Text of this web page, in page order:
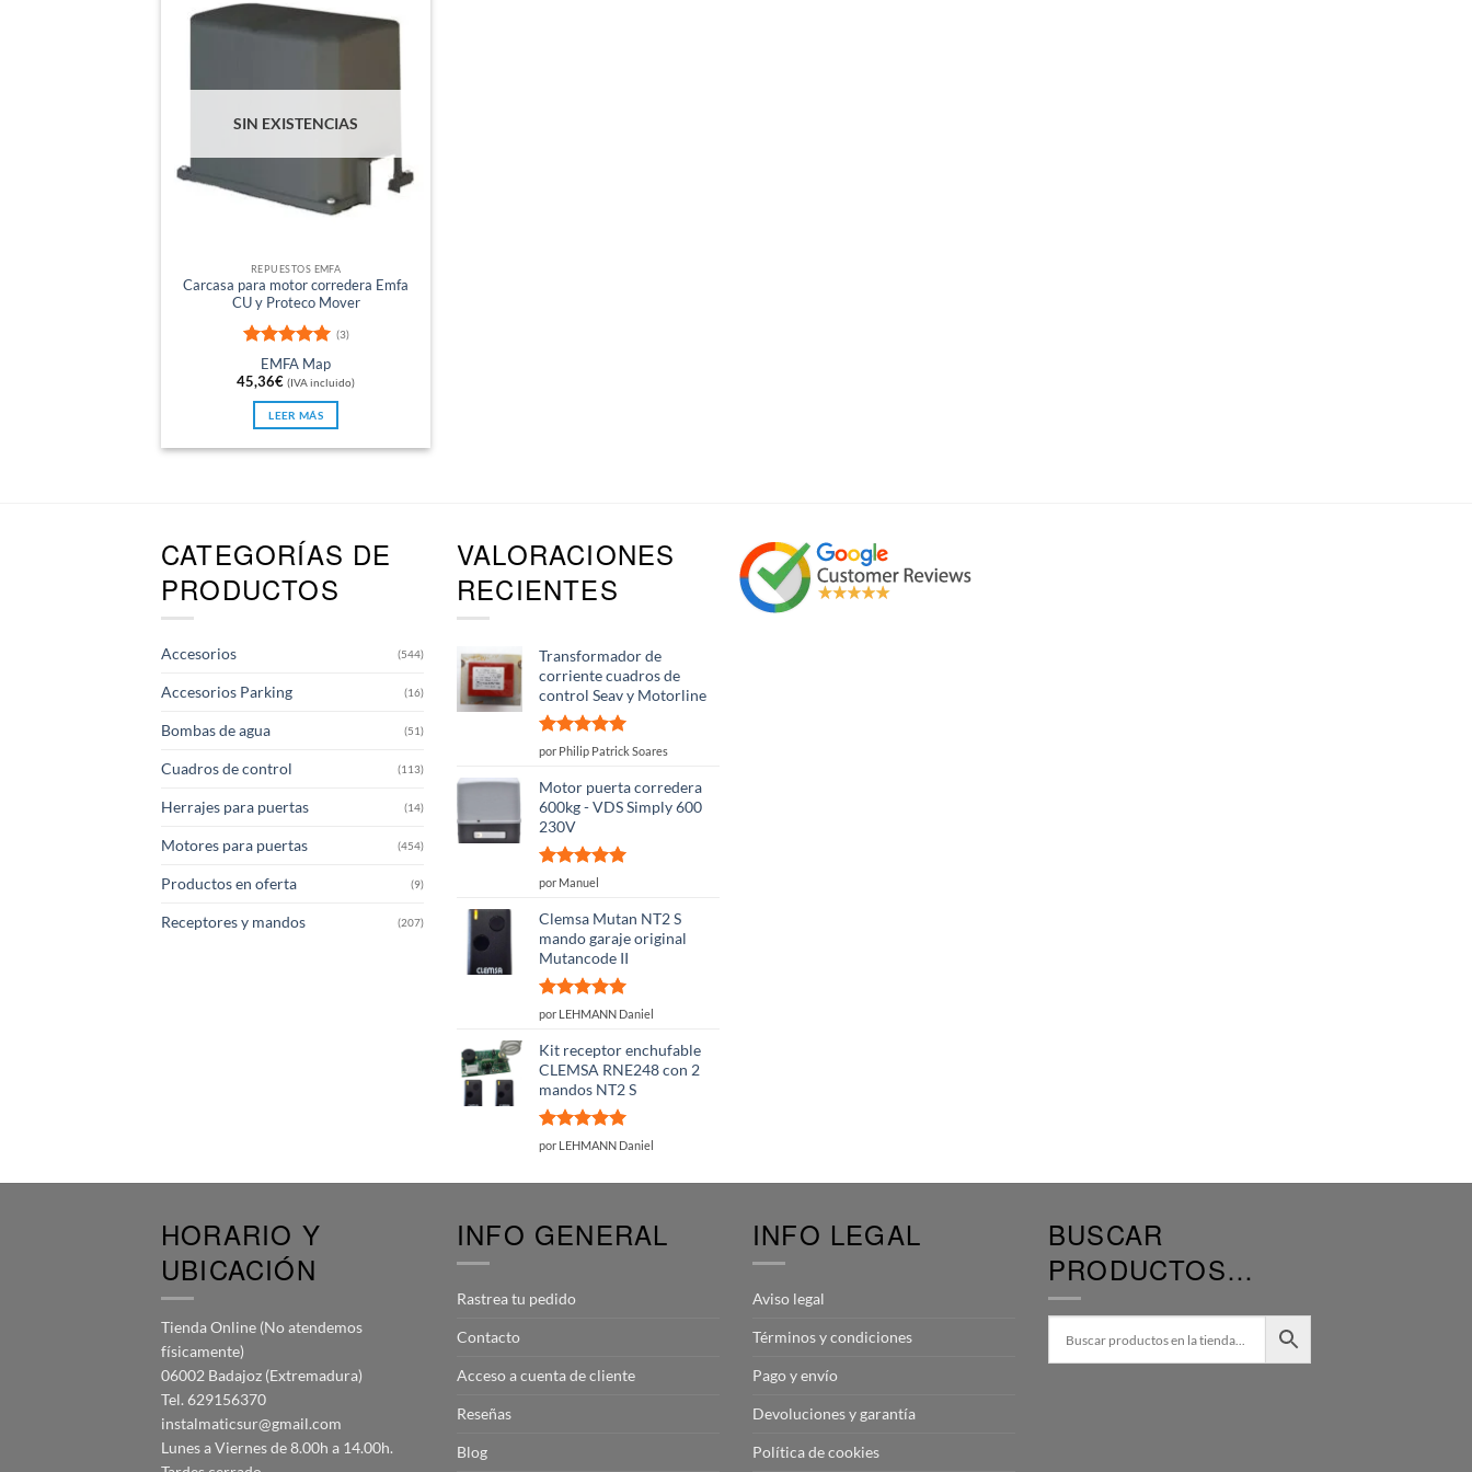
SIN EXISTENCIAS
REPUESTOS EMFA
Carcasa para motor corredera Emfa
CU y Proteco Mover
Valorado
con5de 5
(3)
EMFA Map
45,36€ (IVA incluido)
LEER MÁS
CATEGORÍAS DE
PRODUCTOS
Accesorios (544)
Accesorios Parking (16)
Bombas de agua (51)
Cuadros de control (113)
Herrajes para puertas (14)
Motores para puertas (454)
Productos en oferta (9)
Receptores y mandos (207)
VALORACIONES
RECIENTES
Transformador de
corriente cuadros de
control Seav y Motorline
Valorado
por Philip Patrick Soares
Motor puerta corredera
600kg - VDS Simply 600
230V
Valorado
por Manuel
Clemsa Mutan NT2 S
mando garaje original
Mutancode II
Valorado
por LEHMANN Daniel
Kit receptor enchufable
CLEMSA RNE248 con 2
mandos NT2 S
Valorado
por LEHMANN Daniel
HORARIO Y
UBICACIÓN
Tienda Online (No atendemos
físicamente)
06002 Badajoz (Extremadura)
Tel. 629156370
instalmaticsur@gmail.com
Lunes a Viernes de 8.00h a 14.00h.
INFO GENERAL
Rastrea tu pedido
Contacto
Acceso a cuenta de cliente
Reseñas
Blog
INFO LEGAL
Aviso legal
Términos y condiciones
Pago y envío
Devoluciones y garantía
Política de cookies
BUSCAR
PRODUCTOS…